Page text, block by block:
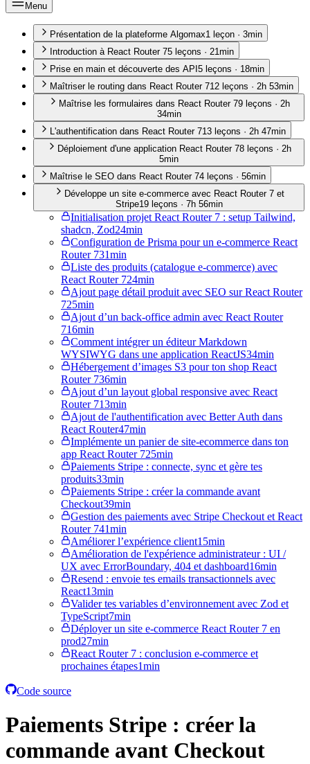
Menu
Présentation de la plateforme Algomax1 leçon · 3min
Introduction à React Router 75 leçons · 21min
Prise en main et découverte des API 5 leçons · 18min
Maîtriser le routing dans React Router 712 leçons · 2h 53min
Maîtrise les formulaires dans React Router 79 leçons · 2h
34min
L'authentification dans React Router 713 leçons · 2h 47min
Déploiement d'une application React Router 78 leçons · 2h
5min
Maîtrise le SEO dans React Router 74 leçons · 56min
Développe un site e-commerce avec React Router 7 et
Stripe19leçons · 7h 56min
Initialisation projet React Router 7 : setup Tailwind,
shadcn, Zod24min
Configuration de Prisma pour un e-commerce React
Router 731min
Liste des produits (catalogue e-commerce) avec
React Router 724min
Ajout page détail produit avec SEO sur React Router
725min
Ajout d’un back-office admin avec React Router
716min
Comment intégrer un éditeur Markdown
WYSIWYG dans une application ReactJS34min
Hébergement d’images S3 pour ton shop React
Router 736min
Ajout d’un layout global responsive avec React
Router 713min
Ajout de l'authentification avec Better Auth dans
React Router47min
Implémente un panier de site-ecommerce dans ton
app React Router 725min
Paiements Stripe : connecte, sync et gère tes
produits33min
Paiements Stripe : créer la commande avant
Checkout39min
Gestion des paiements avec Stripe Checkout et React
Router 741min
Améliorer l’expérience client15min
Amélioration de l'expérience administrateur : UI /
UX avec ErrorBoundary, 404 et dashboard16min
Resend : envoie tes emails transactionnels avec
React13min
Valider tes variables d’environnement avec Zod et
TypeScript7min
Déployer un site e-commerce React Router 7 en
prod27min
React Router 7 : conclusion e-commerce et
prochaines étapes1min
Code source
Paiements Stripe : créer la
commande avant Checkout